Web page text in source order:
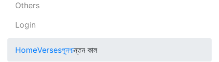
Others
Login
HomeVersesপুনশ্চনূতন কাল